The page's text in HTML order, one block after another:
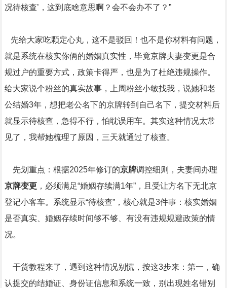
况待核查’，这到底啥意思啊？会不会办不了？”
先给大家吃颗定心丸，这不是驳回！也不是你材料有问题，
就是系统在核实你俩的婚姻真实性，毕竟京牌夫妻变更是合
规过户的重要方式，政策卡得严，也是为了杜绝违规操作。
给大家说个粉丝的真实故事，上周粉丝小敏找我，说她和老
公结婚3年，想把老公名下的京牌转到自己名下，提交材料后
就显示待核查，急得不行，怕耽误用车。其实这种情况太常
见了，我帮她梳理了原因，三天就通过了核查。
先划重点：根据2025年修订的京牌调控细则，夫妻间办理
京牌变更，必须满足“婚姻存续满1年”，且受让方名下无北京
登记小客车。系统显示“待核查”，核心就是3件事：核实婚姻
是否真实、婚姻存续时间够不够、有没有违规规避政策的情
况。
干货教程来了，遇到这种情况别慌，按这3步来：第一，确
认提交的结婚证、身份证信息和系统一致，别出现姓名错别